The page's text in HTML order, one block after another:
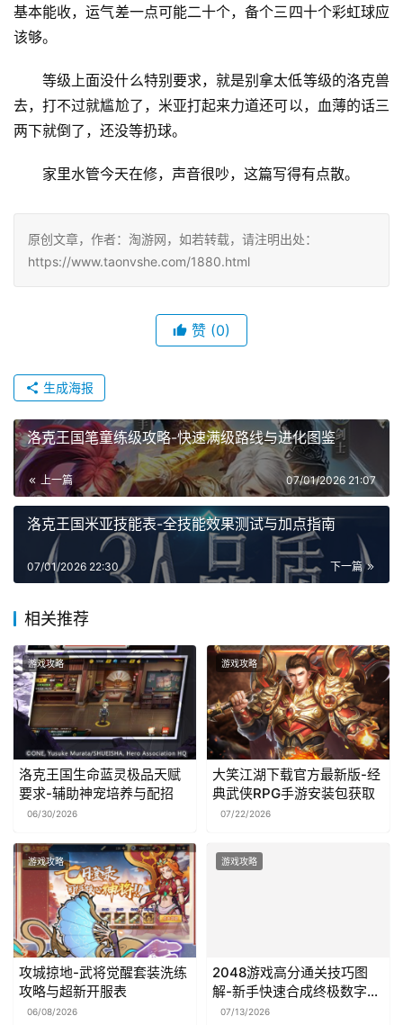
基本能收，运气差一点可能二十个，备个三四十个彩虹球应
该够。
等级上面没什么特别要求，就是别拿太低等级的洛克兽
去，打不过就尴尬了，米亚打起来力道还可以，血薄的话三
两下就倒了，还没等扔球。
家里水管今天在修，声音很吵，这篇写得有点散。
原创文章，作者：淘游网，如若转载，请注明出处：
https://www.taonvshe.com/1880.html
赞 (0)
生成海报
洛克王国笔童练级攻略-快速满级路线与进化图鉴
上一篇 07/01/2026 21:07
洛克王国米亚技能表-全技能效果测试与加点指南
下一篇
07/01/2026 22:30
相关推荐
游戏攻略
洛克王国生命蓝灵极品天赋
要求-辅助神宠培养与配招
06/30/2026
游戏攻略
大笑江湖下载官方最新版-经
典武侠RPG手游安装包获取
07/22/2026
游戏攻略
攻城掠地-武将觉醒套装洗练
攻略与超新开服表
06/08/2026
游戏攻略
2048游戏高分通关技巧图
解-新手快速合成终极数字攻
略
07/13/2026